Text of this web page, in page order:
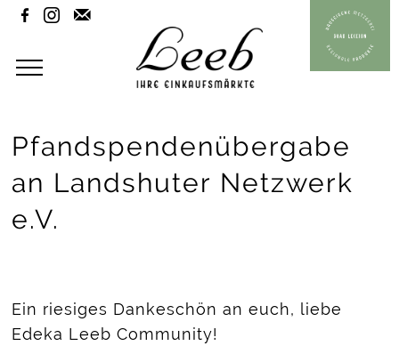
Pfandspendenübergabe
an Landshuter Netzwerk
e.V.
Ein riesiges Dankeschön an euch, liebe
Edeka Leeb Community!
  